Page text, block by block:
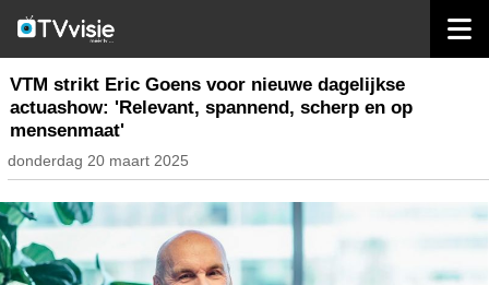
nieuws belgië
VTM strikt Eric Goens voor nieuwe dagelijkse
actuashow: 'Relevant, spannend, scherp en op
mensenmaat'
donderdag 20 maart 2025